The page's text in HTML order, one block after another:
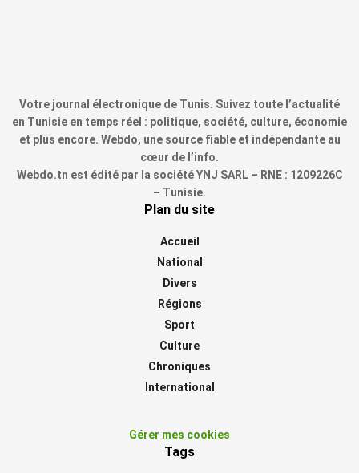
Votre journal électronique de Tunis. Suivez toute l’actualité
en Tunisie en temps réel : politique, société, culture, économie
et plus encore. Webdo, une source fiable et indépendante au
cœur de l’info.
Webdo.tn est édité par la société YNJ SARL – RNE : 1209226C
– Tunisie.
Plan du site
Accueil
National
Divers
Régions
Sport
Culture
Chroniques
International
Gérer mes cookies
Tags